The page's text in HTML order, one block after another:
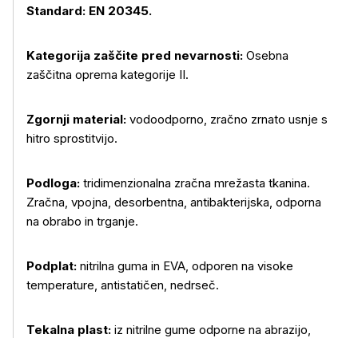
Standard: EN 20345.
Kategorija zaščite pred nevarnosti: Osebna
zaščitna oprema kategorije II.
Zgornji material: vodoodporno, zračno zrnato usnje s
hitro sprostitvijo.
Podloga: tridimenzionalna zračna mrežasta tkanina.
Zračna, vpojna, desorbentna, antibakterijska, odporna
na obrabo in trganje.
Podplat: nitrilna guma in EVA, odporen na visoke
temperature, antistatičen, nedrseč.
Tekalna plast: iz nitrilne gume odporne na abrazijo,